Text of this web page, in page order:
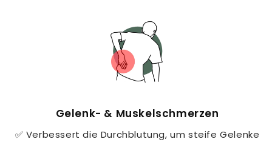
Gelenk- & Muskelschmerzen
✅ Verbessert die Durchblutung, um steife Gelenke